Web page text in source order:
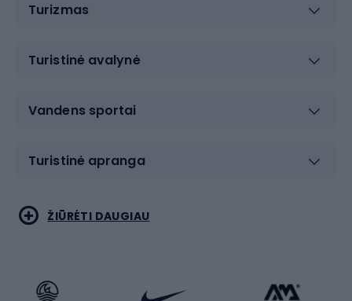
Turizmas
Turistinė avalynė
Vandens sportai
Turistinė apranga
Bėgimas
Koviniai sportai
ŽIŪRĖTI DAUGIAU